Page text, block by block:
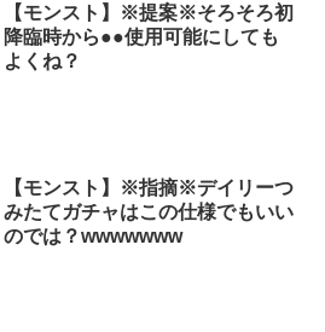
【モンスト】※提案※そろそろ初
降臨時から●●使用可能にしても
よくね？
【モンスト】※指摘※デイリーつ
みたてガチャはこの仕様でもいい
のでは？wwwwwww